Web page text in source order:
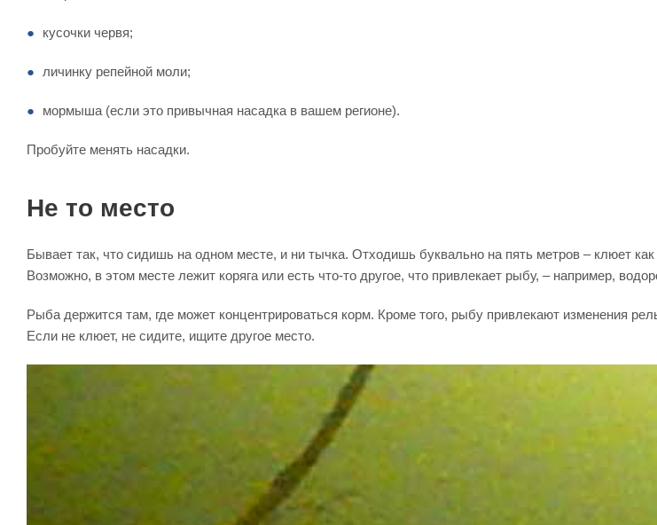
кусочки червя;
личинку репейной моли;
мормыша (если это привычная насадка в вашем регионе).
Пробуйте менять насадки.
Не то место
Бывает так, что сидишь на одном месте, и ни тычка. Отходишь буквально на пять метров – клюет
Возможно, в этом месте лежит коряга или есть что-то другое, что привлекает рыбу, – например,
Рыба держится там, где может концентрироваться корм. Кроме того, рыбу привлекают изменения
Если не клюет, не сидите, ищите другое место.